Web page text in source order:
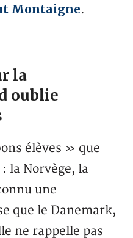
Montaigne.
la
oublie
élèves » que
la Norvège, la
une
que le Danemark,
ne rappelle pas